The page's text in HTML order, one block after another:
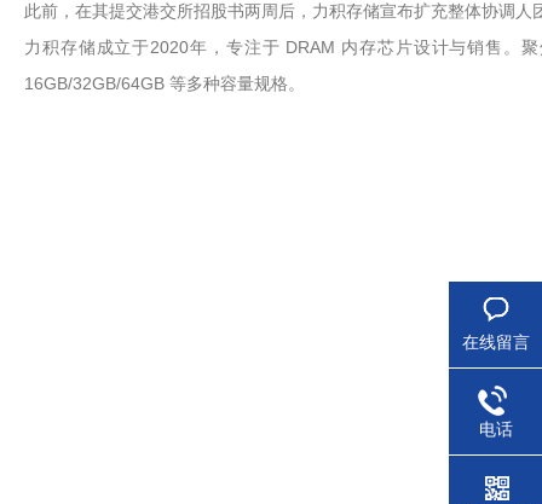
此前，在其提交港交所招股书两周后，力积存储宣布扩充整体协调
力积存储成立于2020年，专注于 DRAM 内存芯片设计与销售。
16GB/32GB/64GB 等多种容量规格。
在线留言
电话